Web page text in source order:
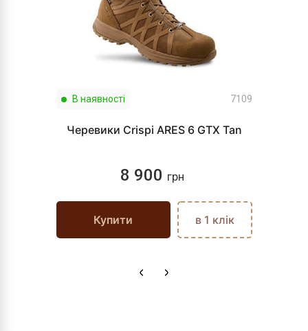
В наявності 7109
Черевики Crispi ARES 6 GTX Tan
8 900 грн
Купити в 1 клік